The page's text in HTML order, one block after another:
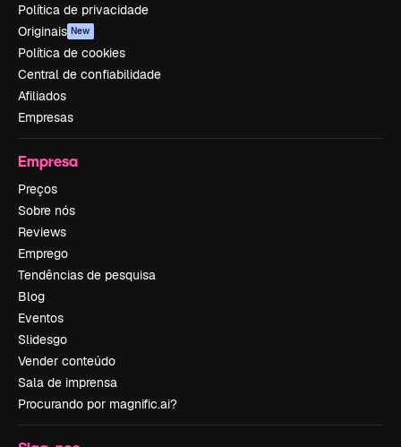
Política de privacidade
Originais New
Política de cookies
Central de confiabilidade
Afiliados
Empresas
Empresa
Preços
Sobre nós
Reviews
Emprego
Tendências de pesquisa
Blog
Eventos
Slidesgo
Vender conteúdo
Sala de imprensa
Procurando por magnific.ai?